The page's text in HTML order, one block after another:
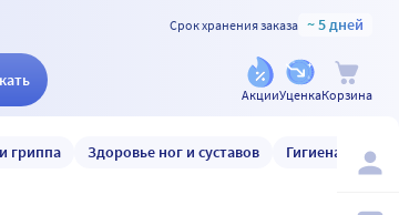
Срок хранения заказа ~ 5 дней
АкцииУценкаКорзина
гриппа Здоровье ног и суставов Гигиена и уход